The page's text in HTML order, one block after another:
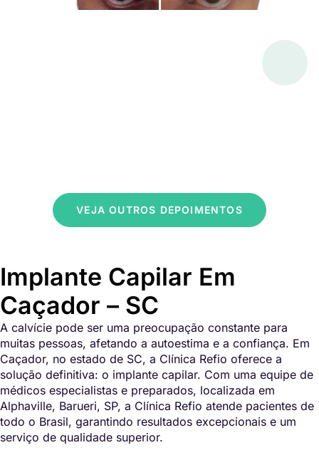
VEJA OUTROS DEPOIMENTOS
Implante Capilar Em
Caçador – SC
A calvície pode ser uma preocupação constante para
muitas pessoas, afetando a autoestima e a confiança. Em
Caçador, no estado de SC, a Clínica Refio oferece a
solução definitiva: o implante capilar. Com uma equipe de
médicos especialistas e preparados, localizada em
Alphaville, Barueri, SP, a Clínica Refio atende pacientes de
todo o Brasil, garantindo resultados excepcionais e um
serviço de qualidade superior.